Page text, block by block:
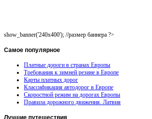
show_banner('240x400'); //размер баннера ?>
Самое популярное
Платные дороги в странах Европы
Требования к зимней резине в Европе
Карты платных дорог
Классификация автодорог в Европе
Скоростной режим на дорогах Европы
Правила дорожного движения. Латвия
Лучшие путешествия